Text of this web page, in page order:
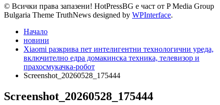
© Всички права запазени! HotPressBG е част от P Media Group
Bulgaria Theme TruthNews designed by WPInterface.
Начало
новини
Xiaomi разкрива пет интелигентни технологични уреда,
включително едра домакинска техника, телевизор и
прахосмукачка-робот
Screenshot_20260528_175444
Screenshot_20260528_175444